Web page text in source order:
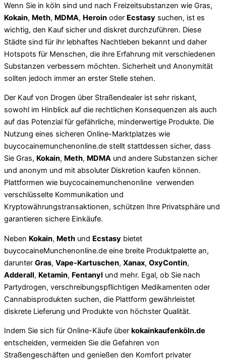
Wenn Sie in köln sind und nach Freizeitsubstanzen wie Gras,
Kokain, Meth, MDMA, Heroin oder Ecstasy suchen, ist es
wichtig, den Kauf sicher und diskret durchzuführen. Diese
Städte sind für ihr lebhaftes Nachtleben bekannt und daher
Hotspots für Menschen, die ihre Erfahrung mit verschiedenen
Substanzen verbessern möchten. Sicherheit und Anonymität
sollten jedoch immer an erster Stelle stehen.
Der Kauf von Drogen über Straßendealer ist sehr riskant,
sowohl im Hinblick auf die rechtlichen Konsequenzen als auch
auf das Potenzial für gefährliche, minderwertige Produkte. Die
Nutzung eines sicheren Online-Marktplatzes wie
buycocainemunchenonline.de stellt stattdessen sicher, dass
Sie Gras, Kokain, Meth, MDMA und andere Substanzen sicher
und anonym und mit absoluter Diskretion kaufen können.
Plattformen wie buycocainemunchenonline verwenden
verschlüsselte Kommunikation und
Kryptowährungstransaktionen, schützen Ihre Privatsphäre und
garantieren sichere Einkäufe.
Neben Kokain, Meth und Ecstasy bietet
buycocaineMunchenonline.de eine breite Produktpalette an,
darunter Gras, Vape-Kartuschen, Xanax, OxyContin,
Adderall, Ketamin, Fentanyl und mehr. Egal, ob Sie nach
Partydrogen, verschreibungspflichtigen Medikamenten oder
Cannabisprodukten suchen, die Plattform gewährleistet
diskrete Lieferung und Produkte von höchster Qualität.
Indem Sie sich für Online-Käufe über kokainkaufenköln.de
entscheiden, vermeiden Sie die Gefahren von
Straßengeschäften und genießen den Komfort privater